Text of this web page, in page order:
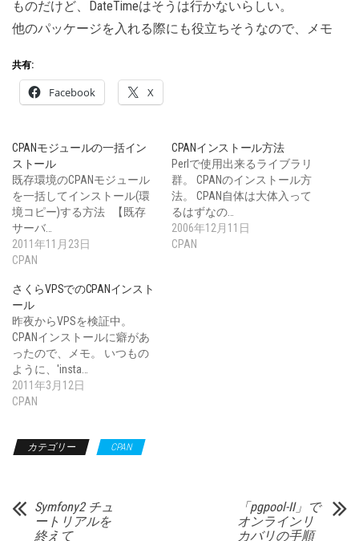
ものだけど、DateTimeはそうは行かないらしい。
他のパッケージを入れる際にも役立ちそうなので、メモ
共有:
Facebook X
CPANモジュールの一括イン
ストール
既存環境のCPANモジュール
を一括してインストール(環
境コピー)する方法 【既存
サーバ…
2011年11月23日
CPAN
CPANインストール方法
Perlで使用出来るライブラリ
群。 CPANのインストール方
法。 CPAN自体は大体入って
るはずなの…
2006年12月11日
CPAN
さくらVPSでのCPANインスト
ール
昨夜からVPSを検証中。
CPANインストールに癖があ
ったので、メモ。 いつもの
ように、'insta…
2011年3月12日
CPAN
カテゴリー CPAN
Symfony2 チュ
ートリアルを
終えて
「pgpool-II」で
オンラインリ
カバリの手順